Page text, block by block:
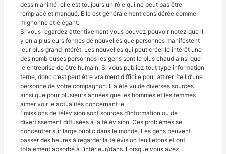
dessin animé, elle est toujours un rôle qui ne peut pas être
remplacé et manqué. Elle est généralement considérée comme
mignonne et élégant.
Si vous regardez attentivement vous pouvez pouvoir notez que il
y en a plusieurs formes de nouvelles que personnes manifestent
leur plus grand intérêt. Les nouvelles qui peut créer le intérêt une
des nombreuses personnes les gens sont le plus chaud ainsi que
le entreprise de être humain. Si vous publiez tout type information
terne, donc c’est peut être vraiment difficile pour attirer l’œil d’une
personne de votre compagnon. Il a été vu de diverses sources
ainsi que pour plusieurs années que les hommes et les femmes
aimer voir le actualités concernant le.
Émissions de télévision sont sources d’information ou de
divertissement diffusées à la télévision. Ces problèmes se
concentrer sur large public dans le monde. Les gens peuvent
passer des heures à regarder la télévision feuilletons et ont
totalement absorbé à l’intérieur/dans. Lorsque vous avez